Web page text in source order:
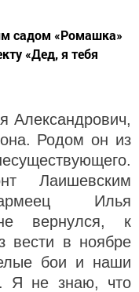
садом «Ромашка»
«Дед, я тебя
Александрович,
Родом он из
Лаишевским
Илья
вернулся, к
вести в ноябре
бои и наши
Я не знаю, что